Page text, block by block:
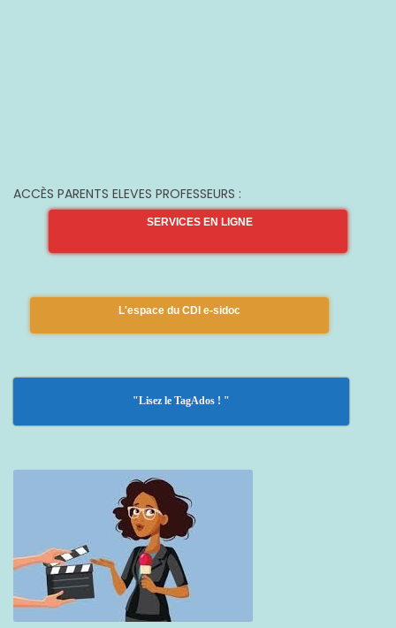
ACCÈS PARENTS ELEVES PROFESSEURS :
SERVICES EN LIGNE
L'espace du CDI e-sidoc
"Lisez le TagAdos ! "